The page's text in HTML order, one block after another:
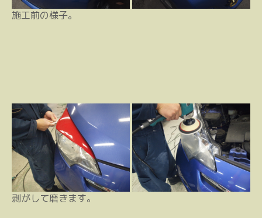
施工前の様子。
剥がして磨きます。